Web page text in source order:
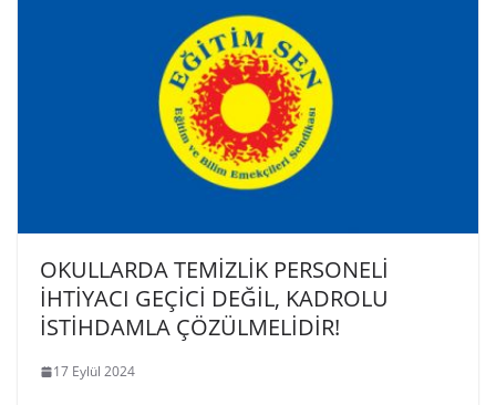
OKULLARDA TEMİZLİK PERSONELİ
İHTİYACI GEÇİCİ DEĞİL, KADROLU
İSTİHDAMLA ÇÖZÜLMELİDİR!
17 Eylül 2024